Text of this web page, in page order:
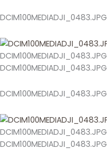
DCIM100MEDIADJI_0483.JPG
DCIM100MEDIADJI_0483.JPG
DCIM100MEDIADJI_0483.JPG
DCIM100MEDIADJI_0483.JPG
DCIM100MEDIADJI_0483.JPG
DCIM100MEDIADJI_0483.JPG